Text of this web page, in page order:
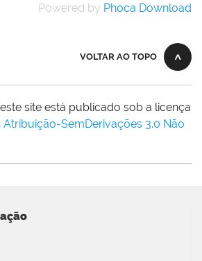
Powered by Phoca Download
VOLTAR AO TOPO
site está publicado sob a licença
SemDerivações 3.0 Não